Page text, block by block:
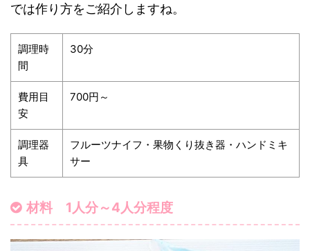
では作り方をご紹介しますね。
調理時
間
30分
費用目
安
700円～
調理器
具
フルーツナイフ・果物くり抜き器・ハンドミキ
サー
材料 1人分～4人分程度